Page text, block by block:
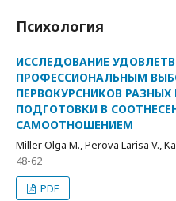
Психология
ИССЛЕДОВАНИЕ
ПРОФЕССИОНАЛЬНЫМ
ПЕРВОКУРСНИКОВ РАЗНЫХ
ПОДГОТОВКИ В
САМООТНОШЕНИЕМ
Miller Olga M., Perova Larisa V.,
48-62
PDF